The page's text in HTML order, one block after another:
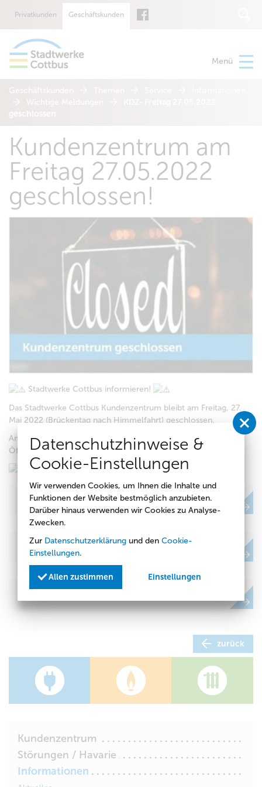
Suche
Privatkunden Geschäftskunden
Menü
Geschäftskunden
geschlossen
Kundenzentrum am
Freitag 27.05.2022
geschlossen!
Stadtwerke Cottbus informieren!
Das Stadtwerke Cottbus Kundenzentrum bleibt am Freitag, 27.
Mai 2022 (Brückentag nach Himmelfahrt) geschlossen.
Am Montag, 30. Mai 2022, sind wir wieder zu den regulären
Öffnungszeiten für Sie da.
Anfahrt und Öffnungszeiten (stadtwerke-cottbus.de)
Strom
Gas
Wärme
zurück
Kundenzentrum
Störungen / Havarie
Informationen
Datenschutzhinweise &
Cookie-Einstellungen
Wir verwenden Cookies, um Ihnen die Inhalte und
Funktionen der Website bestmöglich anzubieten.
Darüber hinaus verwenden wir Cookies zu Analyse-
Zwecken.
Zur Datenschutzerklärung und den Cookie-
Einstellungen.
Allen zustimmen Einstellungen